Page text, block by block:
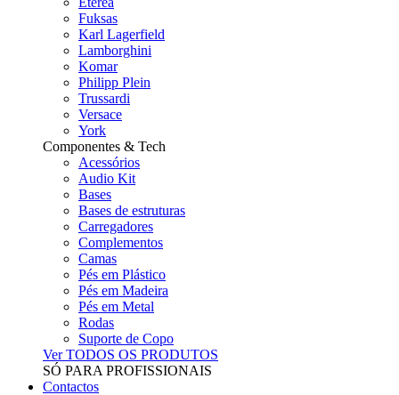
Fuksas
Karl Lagerfield
Lamborghini
Komar
Philipp Plein
Trussardi
Versace
York
Componentes & Tech
Acessórios
Audio Kit
Bases
Bases de estruturas
Carregadores
Complementos
Camas
Pés em Plástico
Pés em Madeira
Pés em Metal
Rodas
Suporte de Copo
Ver TODOS OS PRODUTOS
SÓ PARA PROFISSIONAIS
Contactos